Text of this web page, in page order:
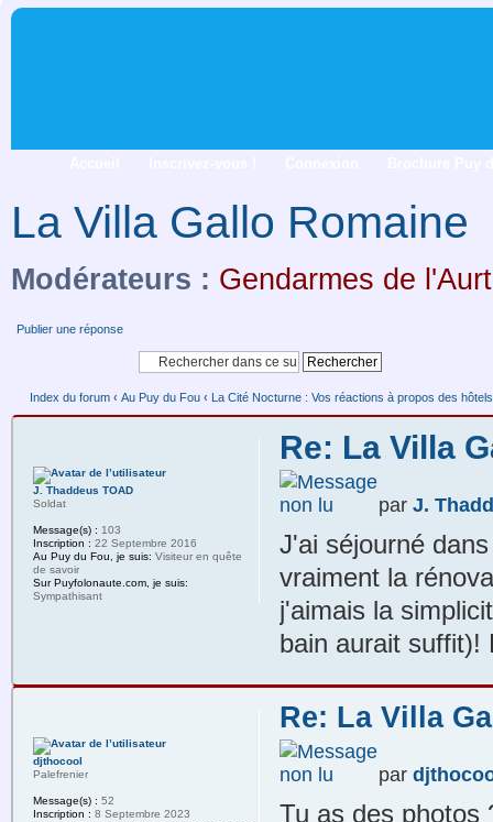
La Villa Gallo Romaine
Modérateurs : Gendarmes de
Publier une réponse
Index du forum ‹ Au Puy du Fou ‹ La Cité Nocturne : Vos réactions à propos des
Re: La Villa
par J.
J'ai séjourné
vraiment la
j'aimais la
bain aurait suffit)!
J. Thaddeus TOAD
Soldat
Message(s) : 103
Inscription : 22 Septembre 2016
Au Puy du Fou, je suis: Visiteur en quête
de savoir
Sur Puyfolonaute.com, je suis:
Sympathisant
Re: La Villa
par
Tu as des photos
djthocool
Palefrenier
Message(s) : 52
Inscription : 8 Septembre 2023